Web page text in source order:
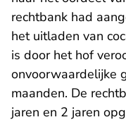
rechtbank had
het uitladen van
is door het hof
onvoorwaardelijke
maanden. De
jaren en 2 jaren